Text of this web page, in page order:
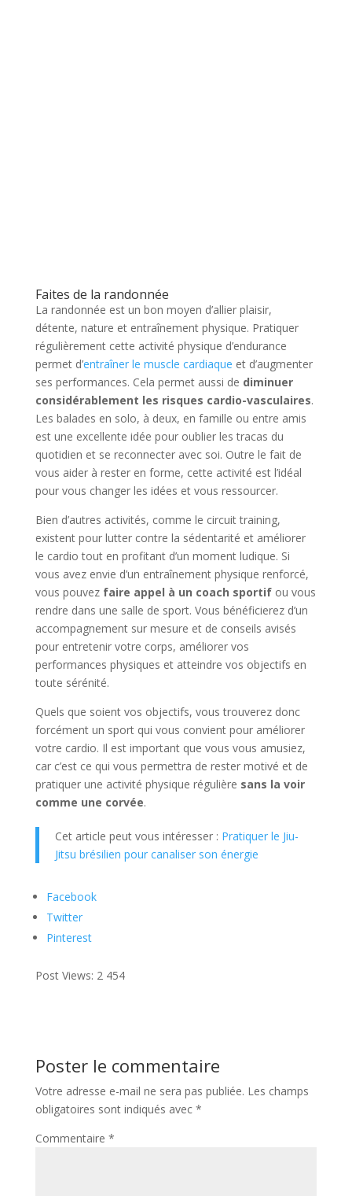
Faites de la randonnée
La randonnée est un bon moyen d’allier plaisir,
détente, nature et entraînement physique. Pratiquer
régulièrement cette activité physique d’endurance
permet d’entraîner le muscle cardiaque et d’augmenter
ses performances. Cela permet aussi de diminuer
considérablement les risques cardio-vasculaires.
Les balades en solo, à deux, en famille ou entre amis
est une excellente idée pour oublier les tracas du
quotidien et se reconnecter avec soi. Outre le fait de
vous aider à rester en forme, cette activité est l’idéal
pour vous changer les idées et vous ressourcer.
Bien d’autres activités, comme le circuit training,
existent pour lutter contre la sédentarité et améliorer
le cardio tout en profitant d’un moment ludique. Si
vous avez envie d’un entraînement physique renforcé,
vous pouvez faire appel à un coach sportifou vous
rendre dans une salle de sport. Vous bénéficierez d’un
accompagnement sur mesure et de conseils avisés
pour entretenir votre corps, améliorer vos
performances physiques et atteindre vos objectifs en
toute sérénité.
Quels que soient vos objectifs, vous trouverez donc
forcément un sport qui vous convient pour améliorer
votre cardio. Il est important que vous vous amusiez,
car c’est ce qui vous permettra de rester motivé et de
pratiquer une activité physique régulière sans la voir
comme une corvée.
Cet article peut vous intéresser : Pratiquer le Jiu-
Jitsu brésilien pour canaliser son énergie
Facebook
Twitter
Pinterest
Post Views: 2 454
Poster le commentaire
Votre adresse e-mail ne sera pas publiée. Les champs
obligatoires sont indiqués avec *
Commentaire *